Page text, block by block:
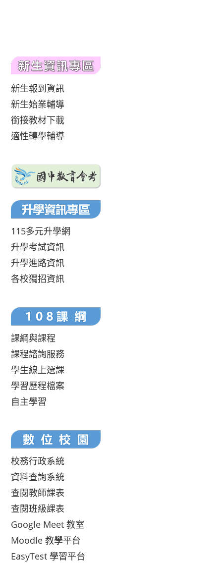
新生報到資訊
新生始業輔導
銜接教材下載
適性轉學輔導
115多元升學網
升學考試資訊
升學進路資訊
各校獨招資訊
課綱與課程
課程諮詢服務
學生線上選課
學習歷程檔案
自主學習
校務行政系統
資料查詢系統
查閱教師課表
查閱班級課表
Google Meet 教室
Moodle 教學平台
EasyTest 學習平台